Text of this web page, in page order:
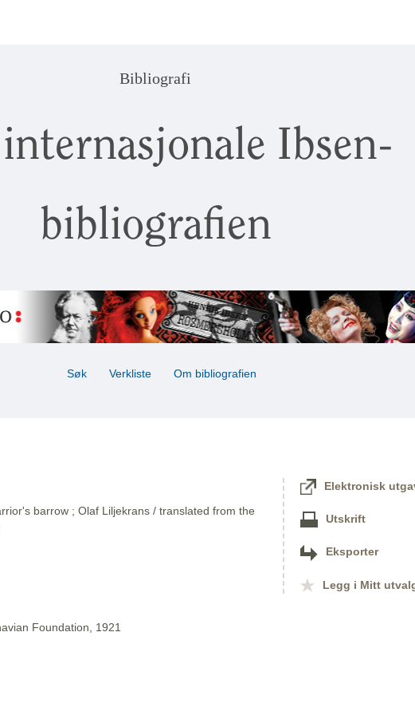
Bibliografi
Ibsen-
bibliografien
Søk Verkliste Om bibliografien
barrow ; Olaf Liljekrans / translated from the
Foundation, 1921
Elektronisk
Utskrift
Eksporter
Legg i Mitt